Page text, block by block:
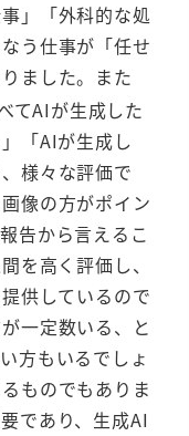
」「外科的な処
う仕事が「任せ
ました。また
てAIが生成した
「AIが生成し
様々な評価で
像の方がポイン
告から言えるこ
を高く評価し、
供しているので
一定数いる、と
方もいるでしょ
ものでもありま
であり、生成AI